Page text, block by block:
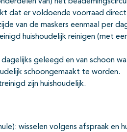
van) het
dat er voldoende voorraad direct
van de maskers eenmaal per
huishoudelijk reinigen (met
geleegd en van schoon
schoongemaakt te worden.
zijn huishoudelijk.
wisselen volgens afspraak en